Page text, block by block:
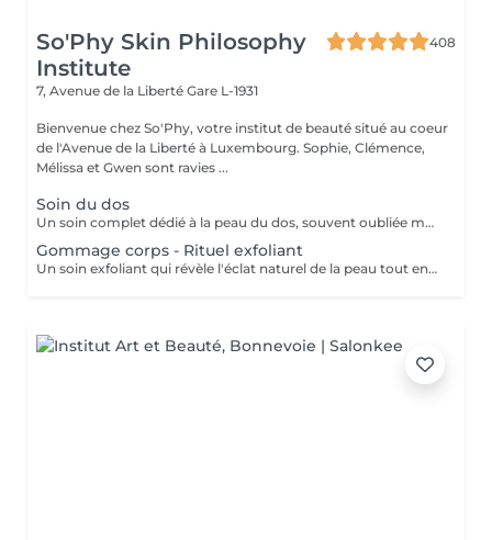
So'Phy Skin Philosophy
Institute
408
7, Avenue de la Liberté Gare L-1931
Bienvenue chez So'Phy, votre institut de beauté situé au coeur
de l'Avenue de la Liberté à Luxembourg. Sophie, Clémence,
Mélissa et Gwen sont ravies ...
Soin du dos
Un soin complet dédié à la peau du dos, souvent oubliée mais pourtant sujette aux tensions et aux imperfections. Ce soin débute par un nettoyage et une exfoliation afin de purifier la peau, affiner le grain de peau et améliorer sa texture. Selon vos besoins et la durée choisie (30 ou 60 minutes), un travail plus ciblé peut être réalisé pour désincruster la peau et rééquilibrer les zones concernées. Le soin se termine par un massage relaxant, permettant de relâcher les tensions accumulées et de procurer une sensation immédiate de bien-être. La peau est plus nette, plus douce et le dos profondément détendu. Un soin idéal pour prendre soin de cette zone souvent négligée tout en s'accordant un moment de détente.
Gommage corps - Rituel exfoliant
Un soin exfoliant qui révèle l'éclat naturel de la peau tout en offrant un véritable moment de détente. Le gommage permet d'éliminer les cellules mortes, d'affiner le grain de peau et de laisser la peau plus douce et lumineuse. Selon vos préférences, vous pouvez choisir entre un gommage au savon noir, pour une exfoliation enveloppante et purifiante, ou un gommage à grains, pour une action plus tonique et efficace. La senteur sélectionnée accompagne l'ensemble du soin et prolonge l'expérience, avec la possibilité d'ajouter une huile de massage pour un moment encore plus enveloppant. La peau est douce, lisse et délicatement parfumée, le corps détendu et l'esprit apaisé. Un soin idéal pour préparer la peau, la sublimer ou simplement s'offrir un moment pour soi.